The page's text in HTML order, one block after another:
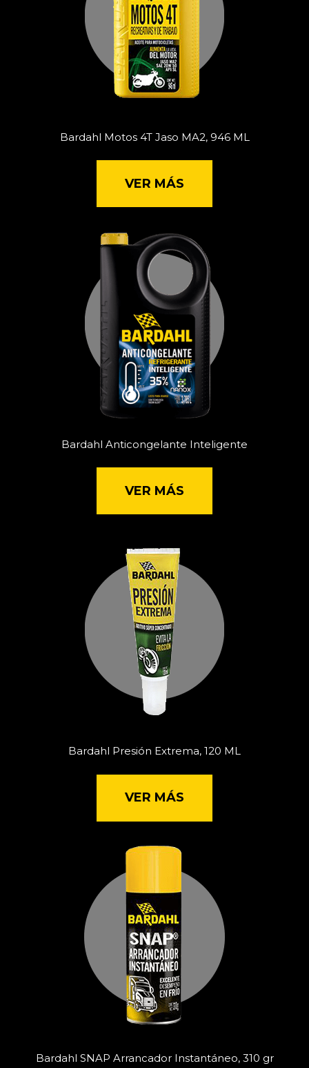
Bardahl Motos 4T Jaso MA2, 946 ML
VER MÁS
Bardahl Anticongelante Inteligente
VER MÁS
Bardahl Presión Extrema, 120 ML
VER MÁS
Bardahl SNAP Arrancador Instantáneo, 310 gr